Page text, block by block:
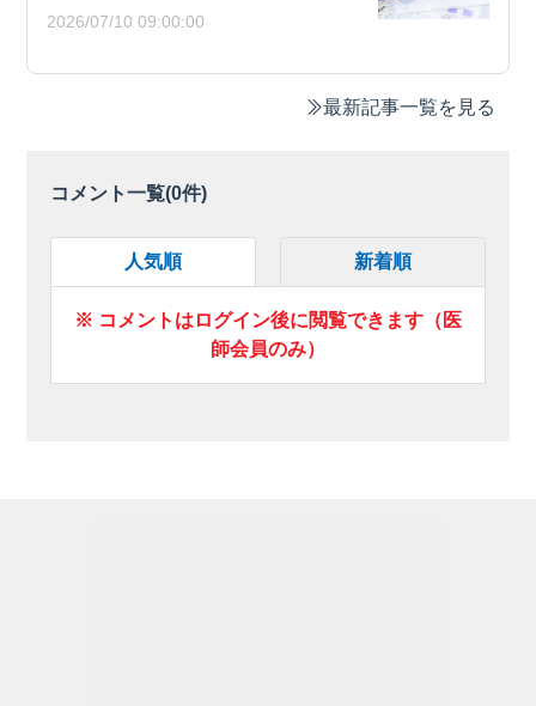
2026/07/10 09:00:00
最新記事一覧を見る
コメント一覧(0件)
人気順 新着順
※ コメントはログイン後に閲覧できます（医
師会員のみ）